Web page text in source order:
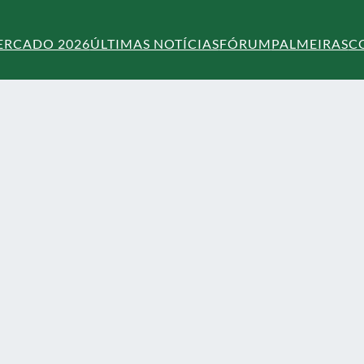
2026ÚLTIMAS NOTÍCIASFÓRUMPALMEIRAS